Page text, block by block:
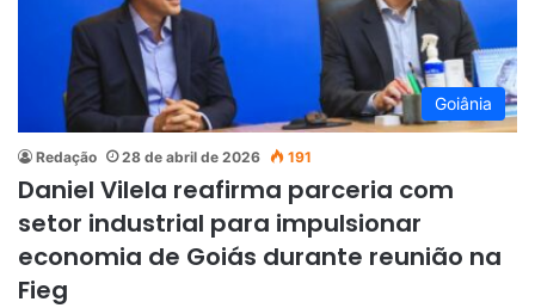
Goiânia
Redação 28 de abril de 2026 191
Daniel Vilela reafirma parceria com
setor industrial para impulsionar
economia de Goiás durante reunião na
Fieg